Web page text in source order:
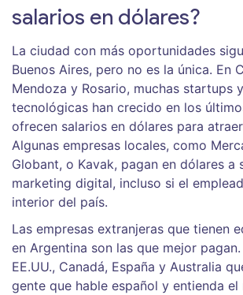
salarios en dólares?
La ciudad con más oportunidades
Buenos Aires, pero no es la única. En
Mendoza y Rosario, muchas startups
tecnológicas han crecido en los
ofrecen salarios en dólares para
Algunas empresas locales, como
Globant, o Kavak, pagan en dólares a
marketing digital, incluso si el
interior del país.
Las empresas extranjeras que tienen
en Argentina son las que mejor
EE.UU., Canadá, España y Australia
gente que hable español y entienda el